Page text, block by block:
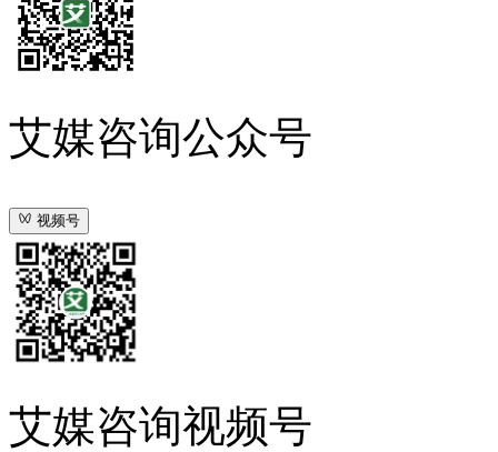
艾媒咨询公众号
视频号
艾媒咨询视频号